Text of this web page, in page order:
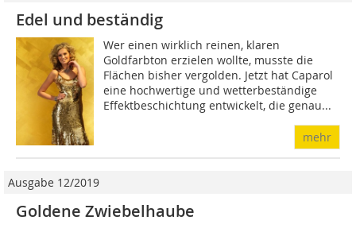
Edel und beständig
Wer einen wirklich reinen, klaren
Goldfarbton erzielen wollte, musste die
Flächen bisher vergolden. Jetzt hat Caparol
eine hochwertige und wetterbeständige
Effektbeschichtung entwickelt, die genau...
mehr
Ausgabe 12/2019
Goldene Zwiebelhaube